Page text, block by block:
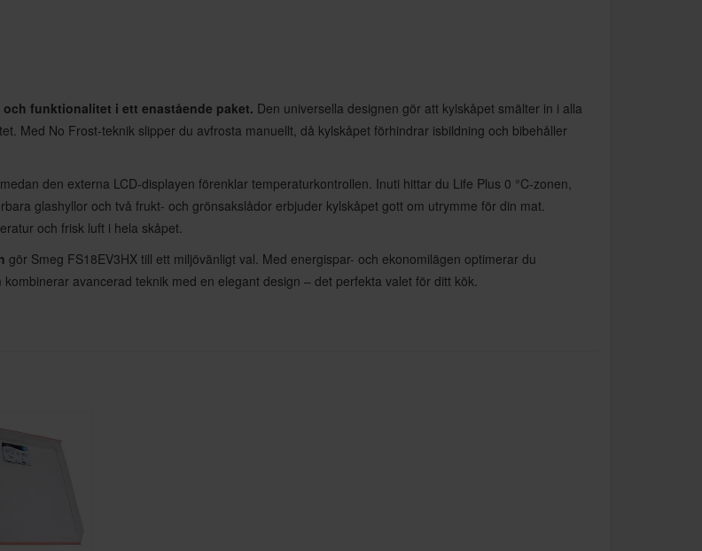
funktionalitet i ett enastående paket. Den universella designen gör att kylskåpet smälter in i alla
Med No Frost-teknik slipper du avfrosta manuellt, då kylskåpet förhindrar isbildning och bibehåller
medan den externa LCD-displayen förenklar temperaturkontrollen. Inuti hittar du Life Plus 0 °C-zonen,
glashyllor och två frukt- och grönsakslådor erbjuder kylskåpet gott om utrymme för din mat.
och frisk luft i hela skåpet.
gör Smeg FS18EV3HX till ett miljövänligt val. Med energispar- och ekonomilägen optimerar du
avancerad teknik med en elegant design – det perfekta valet för ditt kök.